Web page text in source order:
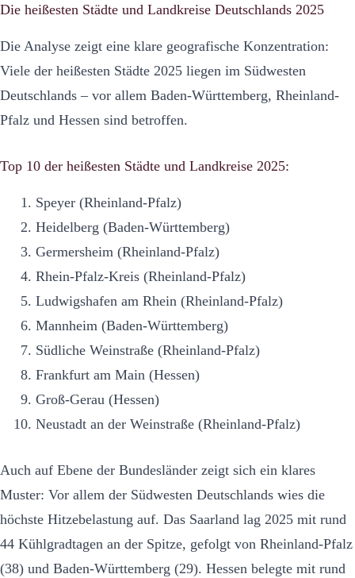
Die heißesten Städte und Landkreise Deutschlands 2025
Die Analyse zeigt eine klare geografische Konzentration:
Viele der heißesten Städte 2025 liegen im Südwesten
Deutschlands – vor allem Baden-Württemberg, Rheinland-
Pfalz und Hessen sind betroffen.
Top 10 der heißesten Städte und Landkreise 2025:
Speyer (Rheinland-Pfalz)
Heidelberg (Baden-Württemberg)
Germersheim (Rheinland-Pfalz)
Rhein-Pfalz-Kreis (Rheinland-Pfalz)
Ludwigshafen am Rhein (Rheinland-Pfalz)
Mannheim (Baden-Württemberg)
Südliche Weinstraße (Rheinland-Pfalz)
Frankfurt am Main (Hessen)
Groß-Gerau (Hessen)
Neustadt an der Weinstraße (Rheinland-Pfalz)
Auch auf Ebene der Bundesländer zeigt sich ein klares
Muster: Vor allem der Südwesten Deutschlands wies die
höchste Hitzebelastung auf. Das Saarland lag 2025 mit rund
44 Kühlgradtagen an der Spitze, gefolgt von Rheinland-Pfalz
(38) und Baden-Württemberg (29). Hessen belegte mit rund